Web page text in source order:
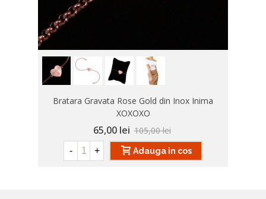
Bratara Gravata Rose Gold din Inox Inima
XOXOXO
65,00 lei 105,00 lei
- + Adauga in cos